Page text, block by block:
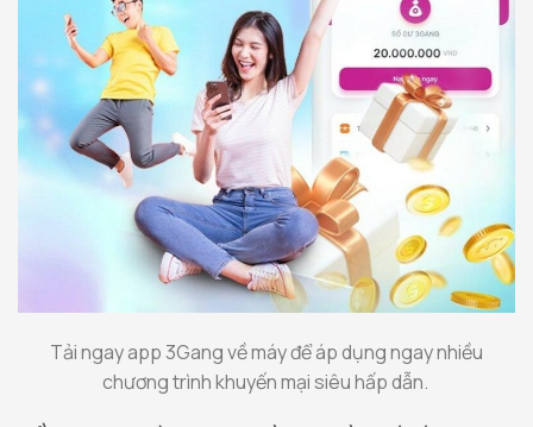
Tải ngay app 3Gang về máy để áp dụng ngay nhiều
chương trình khuyến mại siêu hấp dẫn.